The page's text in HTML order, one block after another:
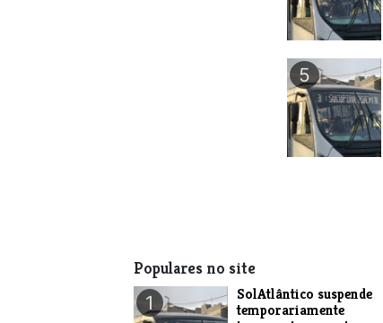
5
Populares no site
1
SolAtlântico suspende
temporariamente